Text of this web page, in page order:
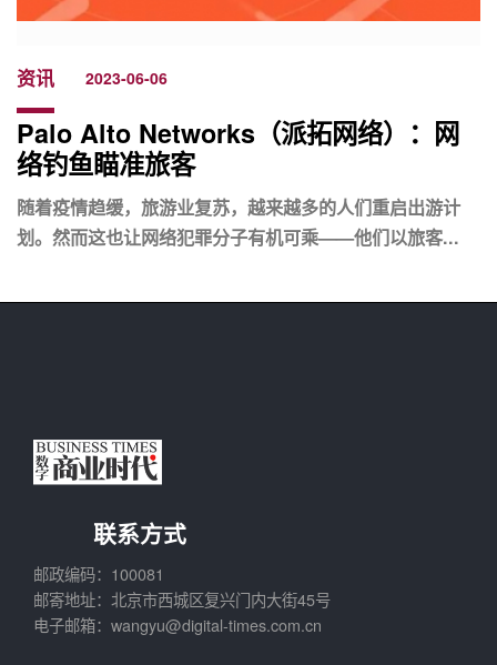
资讯 2023-06-06
Palo Alto Networks（派拓网络）：网
络钓鱼瞄准旅客
随着疫情趋缓，旅游业复苏，越来越多的人们重启出游计
划。然而这也让网络犯罪分子有机可乘——他们以旅客...
联系方式
邮政编码：100081
邮寄地址：北京市西城区复兴门内大街45号
电子邮箱：wangyu@digital-times.com.cn